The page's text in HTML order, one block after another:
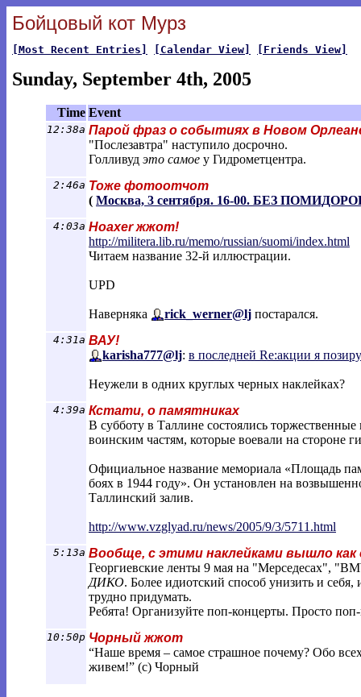
Бойцовый кот Мурз
[Most Recent Entries] [Calendar View] [Friends View]
Sunday, September 4th, 2005
Time Event
12:38a Парой фраз о событиях в Новом
"Послезавтра" наступило досрочно.
Голливуд это самое у Гидрометцентра.
2:46a Тоже фотоотчот
( Москва, 3 сентября. 16-00. БЕЗ
4:03a Hoaxer жжот!
http://militera.lib.ru/memo/russian/suomi/index.html
Читаем название 32-й иллюстрации.
UPD
Наверняка rick_werner@lj постарался.
4:31a ВАУ!
karisha777@lj: в последней Re:акции я
Неужели в одних круглых черных наклейках?
4:39a Кстати, о памятниках
В субботу в Таллине состоялись
воинским частям, которые воевали на стороне
Официальное название мемориала «Площадь
боях в 1944 году». Он установлен на
Таллинский залив.
http://www.vzglyad.ru/news/2005/9/3/571 1.html
5:13a Вообще, с этими наклейками вышло как
Георгиевские ленты 9 мая на "Мерседесах",
ДИКО. Более идиотский способ унизить и
трудно придумать.
Ребята! Организуйте поп-концерты. Просто
10:50p Чорный жжот
“Наше время – самое страшное почему? Обо
живем!” (с) Чорный